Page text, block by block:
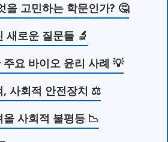
을 고민하는 학문인가? 🤔
새로운 질문들 🔬
요 바이오 윤리 사례 💡
, 사회적 안전장치 ⚖️
사회적 불평등 📉